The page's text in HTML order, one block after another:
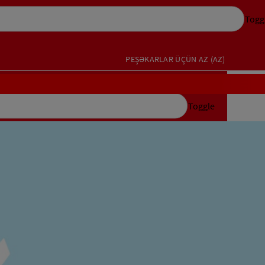
PEŞƏKARLAR ÜÇÜN AZ (AZ)
Toggle